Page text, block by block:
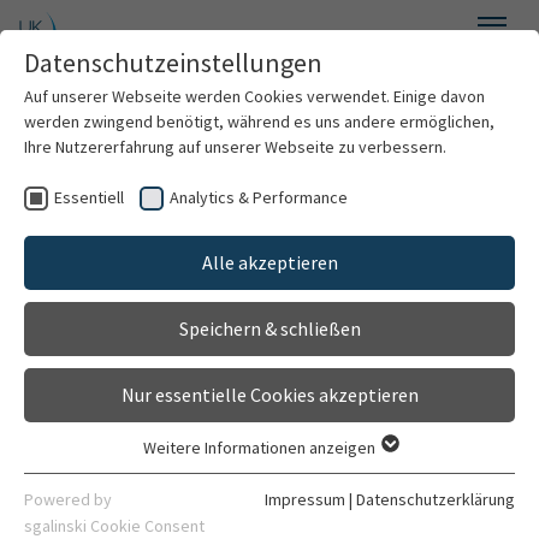
Zum Hauptinhalt springen
Willkommen
Über uns
Für Patient/innen
Leistungsspektrum
Nuklearmedizin
Therapie
Stationäre Therapie
Datenschutzeinstellungen
Auf unserer Webseite werden Cookies verwendet. Einige davon
werden zwingend benötigt, während es uns andere ermöglichen,
Ihre Nutzererfahrung auf unserer Webseite zu verbessern.
Essentiell Analytics & Performance
Alle akzeptieren
Speichern & schließen
Nur essentielle Cookies akzeptieren
Essentielle Cookies werden für grundlegende Funktionen der
Webseite benötigt. Dadurch ist gewährleistet, dass die
Weitere Informationen anzeigen
Powered by
sgalinski Cookie Consent
Impressum | Datenschutzerklärung